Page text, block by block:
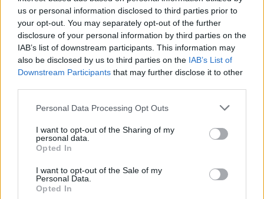
us or personal information disclosed to third parties prior to
your opt-out. You may separately opt-out of the further
disclosure of your personal information by third parties on the
IAB’s list of downstream participants. This information may
also be disclosed by us to third parties on the IAB’s List of
Downstream Participants that may further disclose it to other
Please note that this website/app uses one or more Google
not limited to your visit or usage behaviour. You may click to
grant or deny consent to Google and its third-party tags to
use your data for below specified purposes in below Google
consent section.
Personal Data Processing Opt Outs
I want to opt-out of the Sharing of my
personal data.
Opted In
I want to opt-out of the Sale of my
Personal Data.
Opted In
Πολλά, όμως, θα εξαρτηθούν από τις
μπαταρίες, τόσο
και στην αυτονομία τους, όπως συμπληρώνει η
Horstmeier. Μαζί με την επέκταση του δικτύου